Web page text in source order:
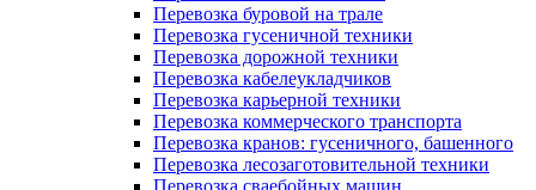
Перевозка буровой на трале
Перевозка гусеничной техники
Перевозка дорожной техники
Перевозка кабелеукладчиков
Перевозка карьерной техники
Перевозка коммерческого транспорта
Перевозка кранов: гусеничного, башенного
Перевозка лесозаготовительной техники
Перевозка сваебойных машин